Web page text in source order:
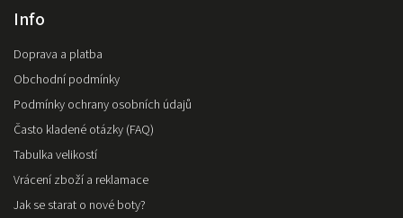
Info
Doprava a platba
Obchodní podmínky
Podmínky ochrany osobních údajů
Často kladené otázky (FAQ)
Tabulka velikostí
Vrácení zboží a reklamace
Jak se starat o nové boty?